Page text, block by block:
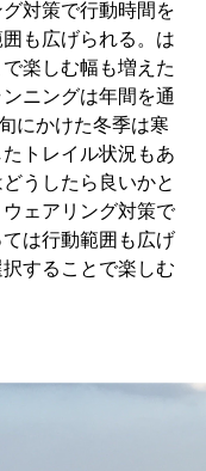
対策で行動時間を
も広げられる。は
楽しむ幅も増えた
ニングは年間を通
にかけた冬季は寒
トレイル状況もあ
うしたら良いかと
ェアリング対策で
は行動範囲も広げ
することで楽しむ